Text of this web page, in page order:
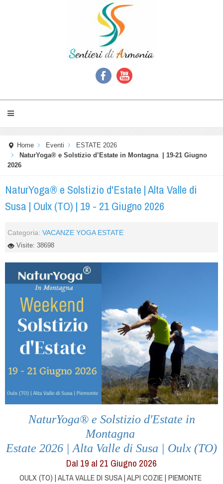
Home Eventi
ESTATE 2026
NaturYoga® e Solstizio d’Estate in Montagna | 19-21 Giugno
2026
NaturYoga® e Solstizio d'Estate | Alta Valle di
Susa | Oulx (TO) | 19 - 21 Giugno 2026
Categoria: VACANZE YOGA ESTATE
Visite: 38698
NaturYoga® e Solstizio d'Estate in
Montagna
Estate 2026 | Alta Valle di Susa | Oulx (TO)
Dal 19 al 21 Giugno 2026
OULX (TO) | ALTA VALLE DI SUSA | ALPI COZIE | PIEMONTE